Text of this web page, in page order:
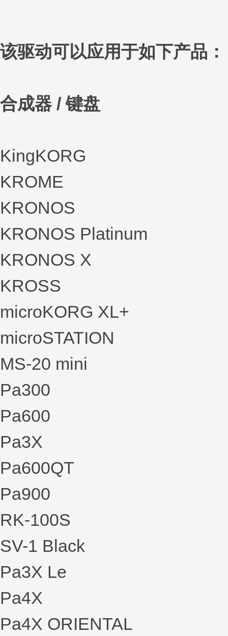
该驱动可以应用于如下产品：
合成器 / 键盘
KingKORG
KROME
KRONOS
KRONOS Platinum
KRONOS X
KROSS
microKORG XL+
microSTATION
MS-20 mini
Pa300
Pa600
Pa3X
Pa600QT
Pa900
RK-100S
SV-1 Black
Pa3X Le
Pa4X
Pa4X ORIENTAL